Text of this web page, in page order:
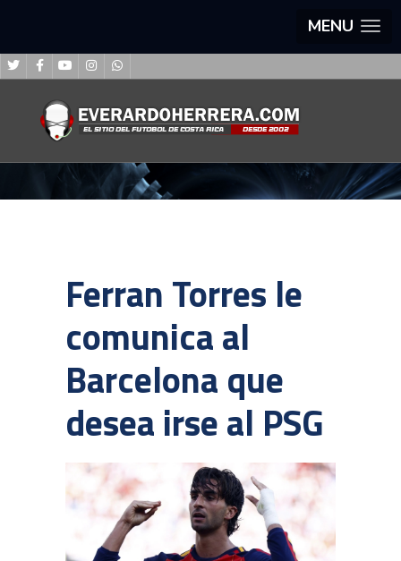
MENU
Ferran Torres le
comunica al
Barcelona que
desea irse al PSG